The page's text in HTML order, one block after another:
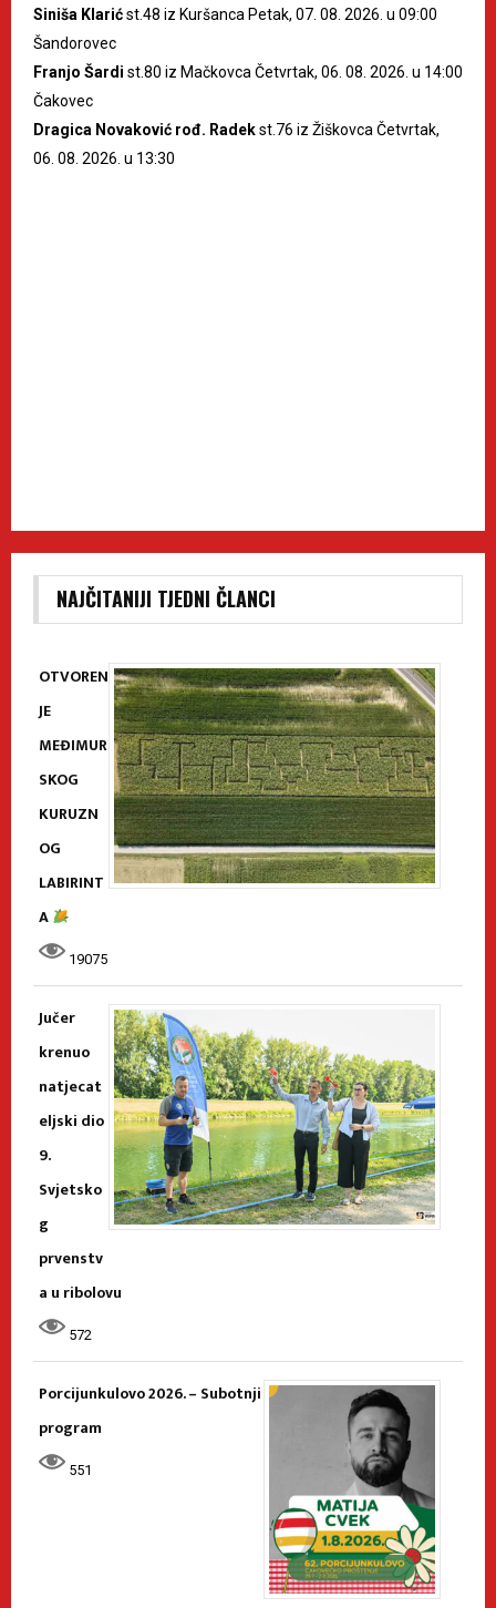
Siniša Klarićst.48 iz Kuršanca Petak, 07. 08. 2026. u 09:00
Šandorovec
Franjo Šardi st.80 iz Mačkovca Četvrtak, 06. 08. 2026. u 14:00
Čakovec
Dragica Novaković rođ. Radekst.76 iz Žiškovca Četvrtak,
06. 08. 2026. u 13:30
NAJČITANIJI TJEDNI ČLANCI
OTVOREN
JE
MEĐIMUR
SKOG
KURUZN
OG
LABIRINT
A
19075
Jučer
krenuo
natjecat
eljski dio
9.
Svjetsko
g
prvenstv
a u ribolovu
572
Porcijunkulovo 2026. – Subotnji
program
551